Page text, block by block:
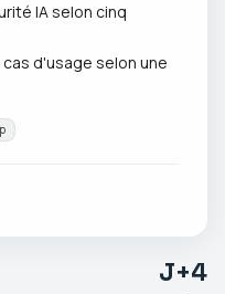
IA selon cinq
d'usage selon une
J+4